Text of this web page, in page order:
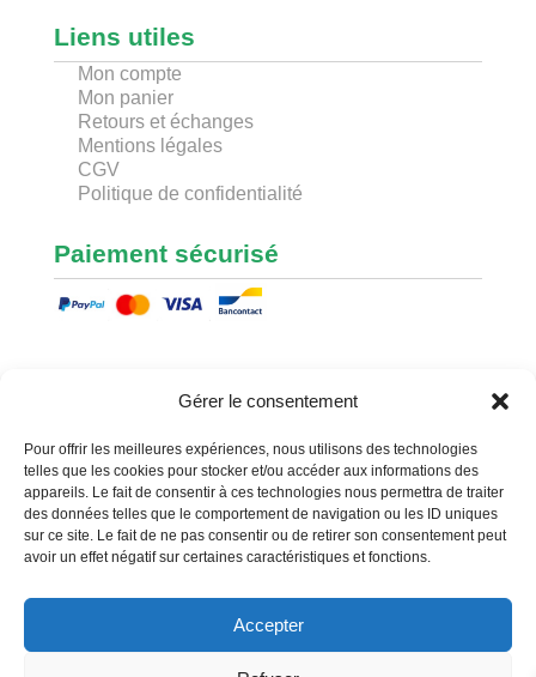
Gérer le consentement
Pour offrir les meilleures expériences, nous utilisons des technologies
telles que les cookies pour stocker et/ou accéder aux informations des
appareils. Le fait de consentir à ces technologies nous permettra de traiter
des données telles que le comportement de navigation ou les ID uniques
sur ce site. Le fait de ne pas consentir ou de retirer son consentement peut
avoir un effet négatif sur certaines caractéristiques et fonctions.
Accepter
Liens utiles
Mon compte
Mon panier
Retours et échanges
Mentions légales
CGV
Politique de confidentialité
Paiement sécurisé
Envoyer un message
Sylvain PARIS
BP 70001
59470 Wormhout CEDEX